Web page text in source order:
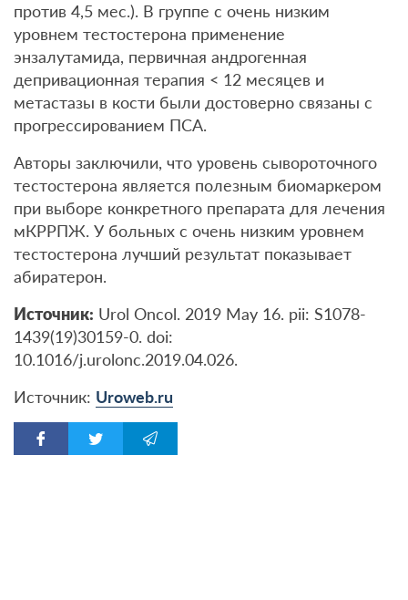
против 4,5 мес.). В группе с очень низким
уровнем тестостерона применение
энзалутамида, первичная андрогенная
депривационная терапия < 12 месяцев и
метастазы в кости были достоверно связаны с
прогрессированием ПСА.
Авторы заключили, что уровень сывороточного
тестостерона является полезным биомаркером
при выборе конкретного препарата для лечения
мКРРПЖ. У больных с очень низким уровнем
тестостерона лучший результат показывает
абиратерон.
Источник: Urol Oncol. 2019 May 16. pii: S1078-
1439(19)30159-0. doi:
10.1016/j.urolonc.2019.04.026.
Источник: Uroweb.ru